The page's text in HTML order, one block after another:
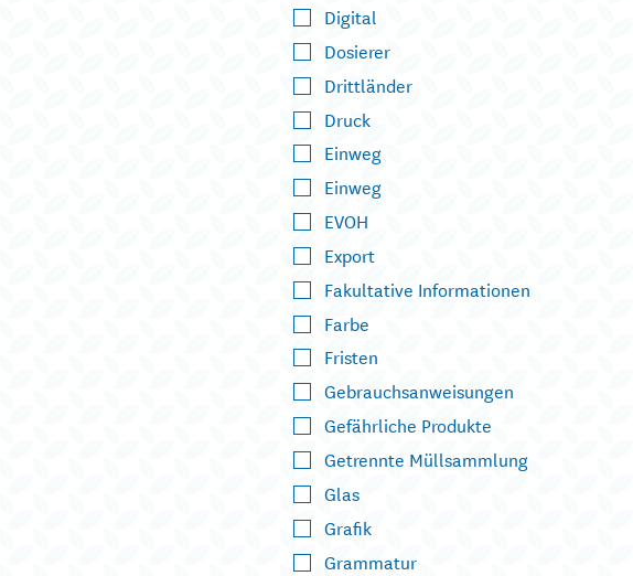
Digital
Dosierer
Drittländer
Druck
Einweg
Einweg
EVOH
Export
Fakultative Informationen
Farbe
Fristen
Gebrauchsanweisungen
Gefährliche Produkte
Getrennte Müllsammlung
Glas
Grafik
Grammatur